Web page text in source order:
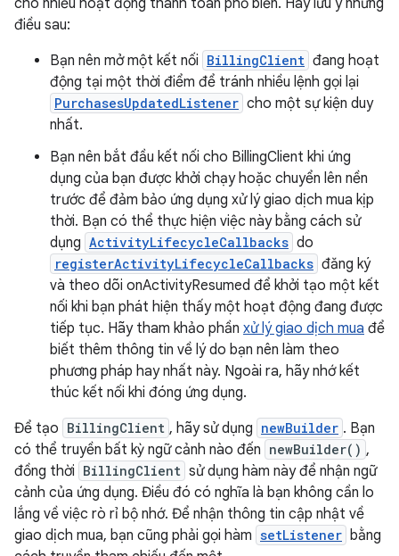
cho nhiều hoạt động thanh toán phổ biến. Hãy lưu ý những
điều sau:
Bạn nên mở một kết nối BillingClient đang hoạt
động tại một thời điểm để tránh nhiều lệnh gọi lại
PurchasesUpdatedListener cho một sự kiện duy
nhất.
Bạn nên bắt đầu kết nối cho BillingClient khi ứng
dụng của bạn được khởi chạy hoặc chuyển lên nền
trước để đảm bảo ứng dụng xử lý giao dịch mua kịp
thời. Bạn có thể thực hiện việc này bằng cách sử
dụng ActivityLifecycleCallbacks do
registerActivityLifecycleCallbacks đăng ký
và theo dõi onActivityResumed để khởi tạo một kết
nối khi bạn phát hiện thấy một hoạt động đang được
tiếp tục. Hãy tham khảo phần xử lý giao dịch mua để
biết thêm thông tin về lý do bạn nên làm theo
phương pháp hay nhất này. Ngoài ra, hãy nhớ kết
thúc kết nối khi đóng ứng dụng.
Để tạo BillingClient , hãy sử dụng newBuilder . Bạn
có thể truyền bất kỳ ngữ cảnh nào đến newBuilder() ,
đồng thời BillingClient sử dụng hàm này để nhận ngữ
cảnh của ứng dụng. Điều đó có nghĩa là bạn không cần lo
lắng về việc rò rỉ bộ nhớ. Để nhận thông tin cập nhật về
giao dịch mua, bạn cũng phải gọi hàm setListener bằng